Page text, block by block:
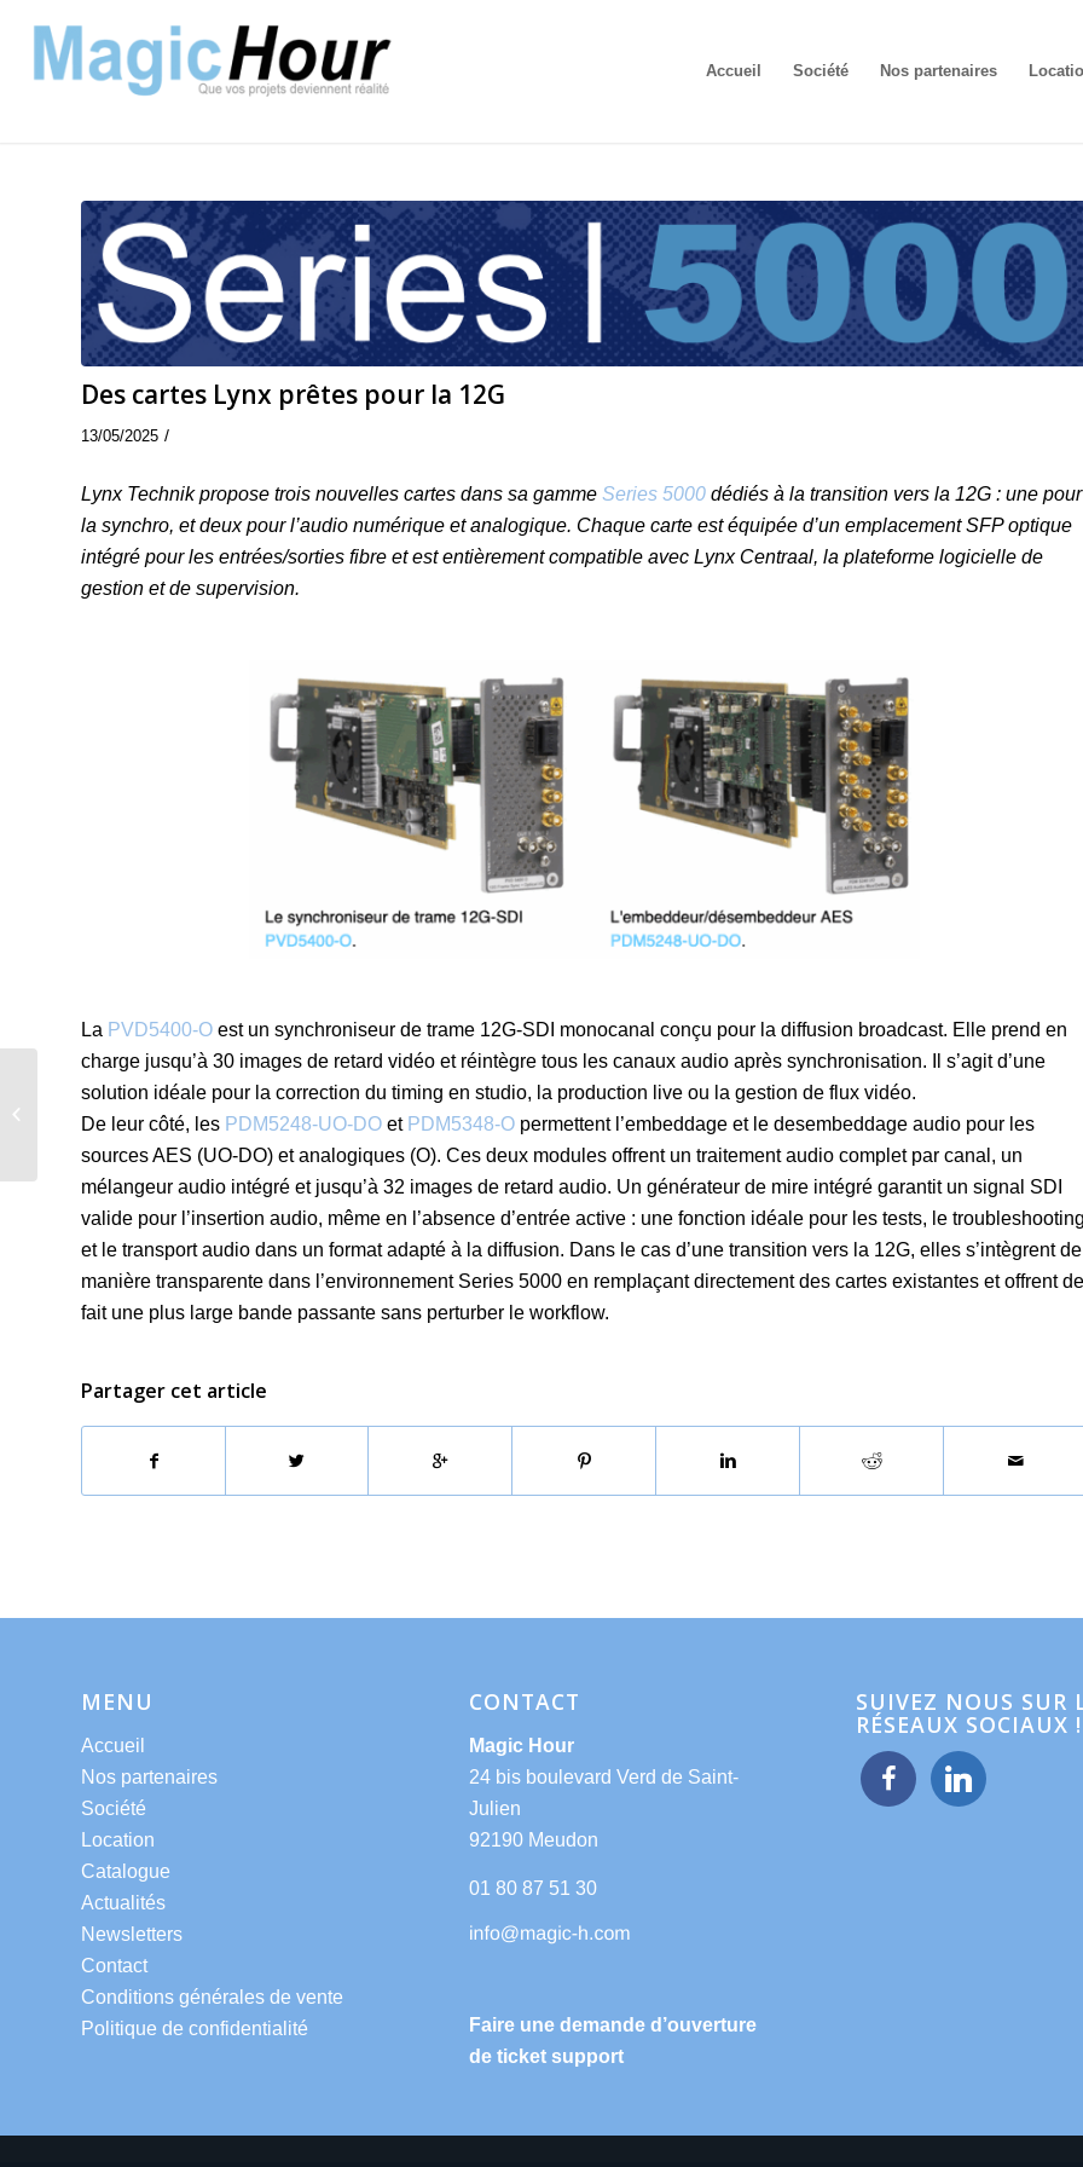
Accueil Société Nos partenaires
Des cartes Lynx prêtes pour la 12G
13/05/2025 /
Lynx Technik propose trois nouvelles cartes dans sa gamme Series 5000 dédiés à la transition vers la 12G : une pour
la synchro, et deux pour l’audio numérique et analogique. Chaque carte est équipée d’un emplacement SFP optique
intégré pour les entrées/sorties fibre et est entièrement compatible avec Lynx Centraal, la plateforme logicielle de
gestion et de supervision.
La PVD5400-O est un synchroniseur de trame 12G-SDI monocanal conçu pour la diffusion broadcast. Elle prend en
charge jusqu’à 30 images de retard vidéo et réintègre tous les canaux audio après synchronisation. Il s’agit d’une
solution idéale pour la correction du timing en studio, la production live ou la gestion de flux vidéo.
De leur côté, les PDM5248-UO-DO et PDM5348-O permettent l’embeddage et le desembeddage audio pour les
sources AES (UO-DO) et analogiques (O). Ces deux modules offrent un traitement audio complet par canal, un
mélangeur audio intégré et jusqu’à 32 images de retard audio. Un générateur de mire intégré garantit un signal SDI
valide pour l’insertion audio, même en l’absence d’entrée active : une fonction idéale pour les tests, le
et le transport audio dans un format adapté à la diffusion. Dans le cas d’une transition vers la 12G, elles s’intègrent de
manière transparente dans l’environnement Series 5000 en remplaçant directement des cartes existantes et offrent de
fait une plus large bande passante sans perturber le workflow.
Partager cet article
MENU
Accueil
Nos partenaires
Société
Location
Catalogue
Actualités
Newsletters
Contact
Conditions générales de vente
Politique de confidentialité
CONTACT
Magic Hour
24 bis boulevard Verd de Saint-
Julien
92190 Meudon
01 80 87 51 30
Faire une demande d’ouverture
de ticket support
SUIVEZ NOUS SUR
RÉSEAUX SOCIAUX !
facebooklinkedin
Atto dévoile son
millésime 2025